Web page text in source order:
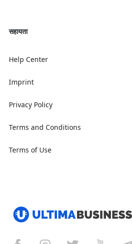
सहायता
Help Center
Imprint
Privacy Policy
Terms and Conditions
Terms of Use